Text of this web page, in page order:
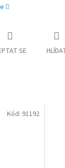
SE
Kód: 91192